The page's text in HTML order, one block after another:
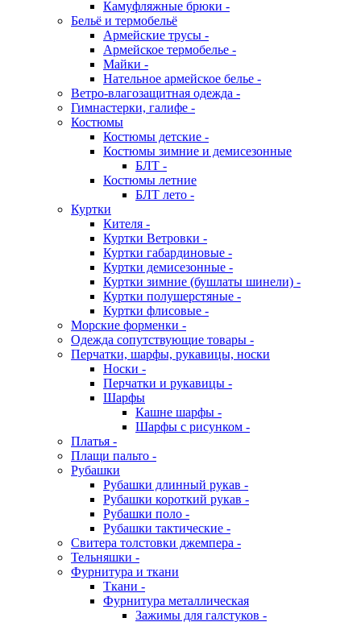
Камуфляжные брюки -
Бельё и термобельё
Армейские трусы -
Армейское термобелье -
Майки -
Нательное армейское белье -
Ветро-влагозащитная одежда -
Гимнастерки, галифе -
Костюмы
Костюмы детские -
Костюмы зимние и демисезонные
БЛТ -
Костюмы летние
БЛТ лето -
Куртки
Кителя -
Куртки Ветровки -
Куртки габардиновые -
Куртки демисезонные -
Куртки зимние (бушлаты шинели) -
Куртки полушерстяные -
Куртки флисовые -
Морские форменки -
Одежда сопутствующие товары -
Перчатки, шарфы, рукавицы, носки
Носки -
Перчатки и рукавицы -
Шарфы
Кашне шарфы -
Шарфы с рисунком -
Платья -
Плащи пальто -
Рубашки
Рубашки длинный рукав -
Рубашки короткий рукав -
Рубашки поло -
Рубашки тактические -
Свитера толстовки джемпера -
Тельняшки -
Фурнитура и ткани
Ткани -
Фурнитура металлическая
Зажимы для галстуков -